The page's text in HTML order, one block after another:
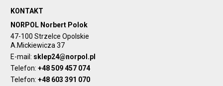
KONTAKT
NORPOL Norbert Polok
47-100 Strzelce Opolskie
A.Mickiewicza 37
E-mail: sklep24@norpol.pl
Telefon:+48 509 457 074
Telefon:+48 603 391 070